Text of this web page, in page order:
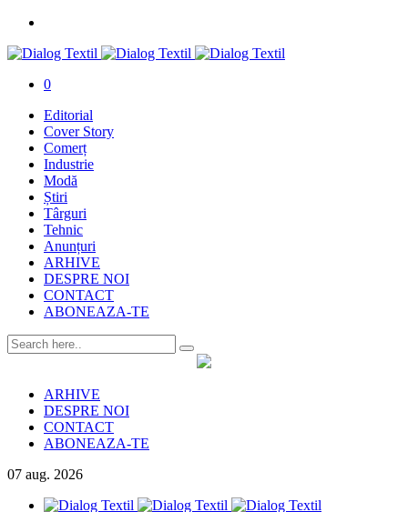
0
Editorial
Cover Story
Comerț
Industrie
Modă
Știri
Târguri
Tehnic
Anunțuri
ARHIVE
DESPRE NOI
CONTACT
ABONEAZA-TE
ARHIVE
DESPRE NOI
CONTACT
ABONEAZA-TE
07 aug. 2026